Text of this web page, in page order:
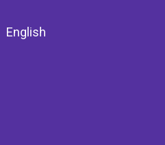
English